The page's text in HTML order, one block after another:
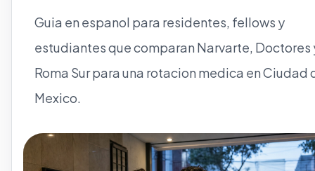
Guia en espanol para residentes, fellows y
estudiantes que comparan Narvarte, Doctores
Roma Sur para una rotacion medica en Ciudad
Mexico.